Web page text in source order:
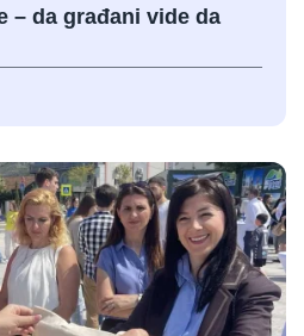
– da građani vide da